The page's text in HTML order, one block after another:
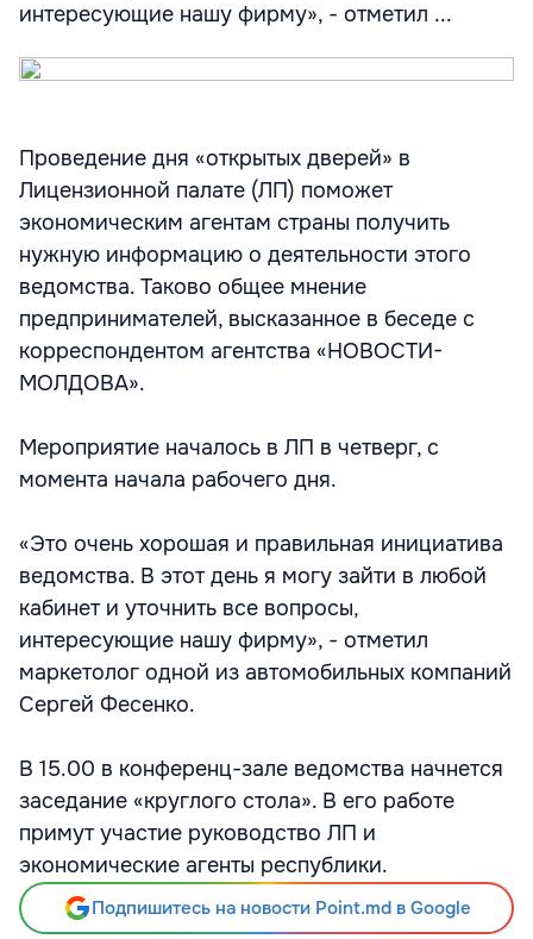
интересующие нашу фирму», - отметил ...
Проведение дня «открытых дверей» в
Лицензионной палате (ЛП) поможет
экономическим агентам страны получить
нужную информацию о деятельности этого
ведомства. Таково общее мнение
предпринимателей, высказанное в беседе с
корреспондентом агентства «НОВОСТИ-
МОЛДОВА».
Мероприятие началось в ЛП в четверг, с
момента начала рабочего дня.
«Это очень хорошая и правильная инициатива
ведомства. В этот день я могу зайти в любой
кабинет и уточнить все вопросы,
интересующие нашу фирму», - отметил
маркетолог одной из автомобильных компаний
Сергей Фесенко.
В 15.00 в конференц-зале ведомства начнется
заседание «круглого стола». В его работе
примут участие руководство ЛП и
экономические агенты республики.
Подпишитесь на новости Point.md в Google